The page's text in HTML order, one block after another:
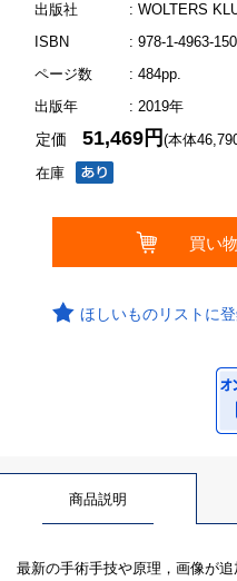
出版社
: WOLTERS
ISBN
: 978-1-4963-
ページ数
: 484pp.
出版年
: 2019年
在庫
定価51,469円(本体
ほしいものリストに
商品説明
最新の手術手技や原理，画像が